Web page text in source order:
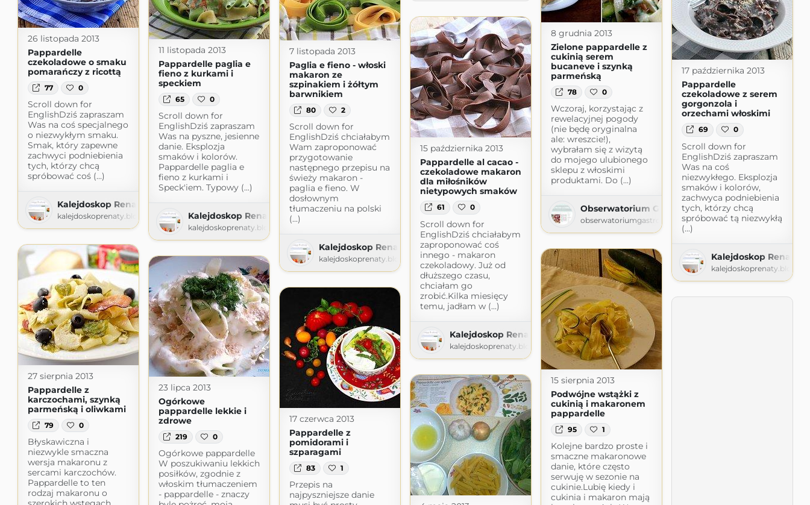
8 grudnia 2013
Zielone pappardelle z
cukinią serem
bucaneve i szynką
parmeńską
78 0
Wczoraj, korzystając z
rewelacyjnej pogody
(nie będę oryginalna
ale: wreszcie!),
wybrałam się z wizytą
do mojego ulubionego
sklepu z włoskimi
produktami. Do (...)
Obserwatorium Gastronomiczne
obserwatoriumgastronomiczne.blogspot.com
26 listopada 2013
Pappardelle
czekoladowe o smaku
pomarańczy z ricottą
77 0
Scroll down for
EnglishDziś zapraszam
Was na coś specjalnego
o niezwykłym smaku.
Smak, który zapewne
zachwyci podniebienia
tych, którzy chcą
spróbować coś (...)
Kalejdoskop Renaty
kalejdoskoprenaty.blogspot.com
11 listopada 2013
Pappardelle paglia e
fieno z kurkami i
speckiem
65 0
Scroll down for
EnglishDziś zapraszam
Was na pyszne, jesienne
danie. Eksplozja
smaków i kolorów.
Pappardelle paglia e
fieno z kurkami i
Speck'iem. Typowy (...)
Kalejdoskop Renaty
kalejdoskoprenaty.blogspot.com
7 listopada 2013
Paglia e fieno - włoski
makaron ze
szpinakiem i żółtym
barwnikiem
80 2
Scroll down for
EnglishDziś chciałabym
Wam zaproponować
przygotowanie
następnego przepisu na
świeży makaron -
paglia e fieno. W
dosłownym
tłumaczeniu na polski
(...)
Kalejdoskop Renaty
kalejdoskoprenaty.blogspot.com
17 października 2013
Pappardelle
czekoladowe z serem
gorgonzola i
orzechami włoskimi
69 0
Scroll down for
EnglishDziś zapraszam
Was na coś
niezwykłego. Eksplozja
smaków i kolorów,
zachwyca podniebienia
tych, którzy chcą
spróbować tą niezwykłą
(...)
Kalejdoskop Renaty
15 października 2013
Pappardelle al cacao -
czekoladowe makaron
dla miłośników
nietypowych smaków
61 0
Scroll down for
EnglishDziś chciałabym
zaproponować coś
innego - makaron
czekoladowy. Już od
dłuższego czasu,
chciałam go
zrobić.Kilka miesięcy
temu, jadłam w (...)
Kalejdoskop Renaty
kalejdoskoprenaty.blogspot.com
27 sierpnia 2013
Pappardelle z
karczochami, szynką
parmeńską i oliwkami
79 0
Błyskawiczna i
niezwykle smaczna
wersja makaronu z
sercami karczochów.
Pappardelle to ten
rodzaj makaronu o
15 sierpnia 2013
Podwójne wstążki z
cukinią i makaronem
pappardelle
95 1
Kolejne bardzo proste i
smaczne makaronowe
danie, które często
serwuję w sezonie na
cukinie.Lubię kiedy i
cukinia i makaron mają
23 lipca 2013
Ogórkowe
pappardelle lekkie i
zdrowe
219 0
Ogórkowe pappardelle
W poszukiwaniu lekkich
posiłków, zgodnie z
włoskim tłumaczeniem
- pappardelle - znaczy
17 czerwca 2013
Pappardelle z
pomidorami i
szparagami
83 1
Przepis na
najpyszniejsze danie